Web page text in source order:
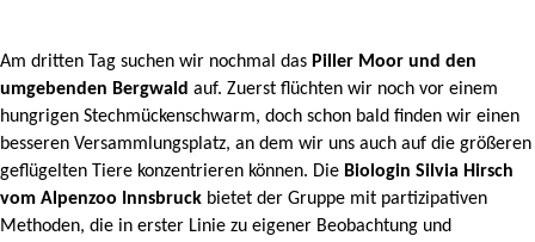
Am dritten Tag suchen wir nochmal das Piller Moor und den
umgebenden Bergwald auf. Zuerst flüchten wir noch vor einem
hungrigen Stechmückenschwarm, doch schon bald finden wir einen
besseren Versammlungsplatz, an dem wir uns auch auf die größeren
geflügelten Tiere konzentrieren können. Die Biologin Silvia Hirsch
vom Alpenzoo Innsbruck bietet der Gruppe mit partizipativen
Methoden, die in erster Linie zu eigener Beobachtung und